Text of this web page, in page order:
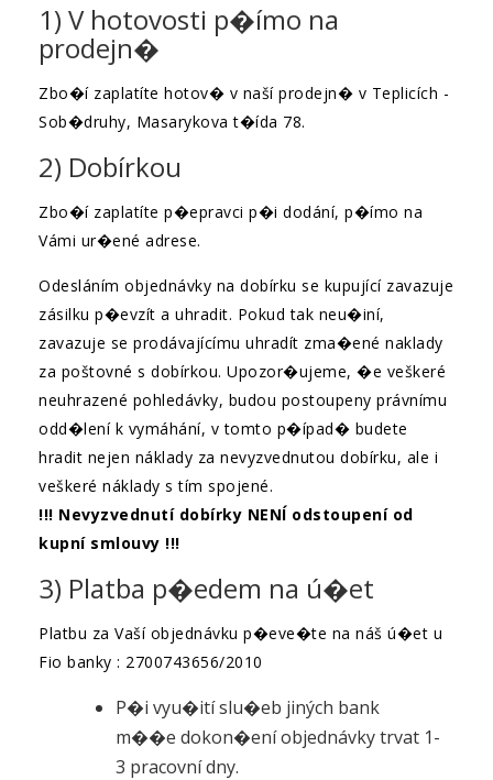
1) V hotovosti p�ímo na
prodejn�
Zbo�í zaplatíte hotov� v naší prodejn� v Teplicích -
Sob�druhy, Masarykova t�ída 78.
2) Dobírkou
Zbo�í zaplatíte p�epravci p�i dodání, p�ímo na
Vámi ur�ené adrese.
Odesláním objednávky na dobírku se kupující zavazuje
zásilku p�evzít a uhradit. Pokud tak neu�iní,
zavazuje se prodávajícímu uhradít zma�ené naklady
za poštovné s dobírkou. Upozor�ujeme, �e veškeré
neuhrazené pohledávky, budou postoupeny právnímu
odd�lení k vymáhání, v tomto p�ípad� budete
hradit nejen náklady za nevyzvednutou dobírku, ale i
veškeré náklady s tím spojené.
!!! Nevyzvednutí dobírky NENÍ odstoupení od
kupní smlouvy !!!
3) Platba p�edem na ú�et
Platbu za Vaší objednávku p�eve�te na náš ú�et u
Fio banky : 2700743656/2010
P�i vyu�ití slu�eb jiných bank
m��e dokon�ení objednávky trvat 1-
3 pracovní dny.